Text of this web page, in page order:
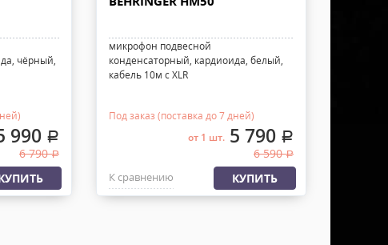
чёрный,
990 .
6 790.
микрофон подвесной
конденсаторный, кардиоида, белый,
кабель 10м с XLR
Под заказ (поставка до 7 дней)
от 1 шт.5 790 .
6 590.
К сравнению КУПИТЬ